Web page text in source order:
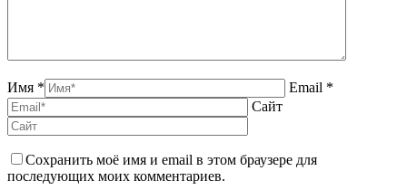
Имя *
Email *
Сайт
Сохранить моё имя и email в этом браузере для
последующих моих комментариев.